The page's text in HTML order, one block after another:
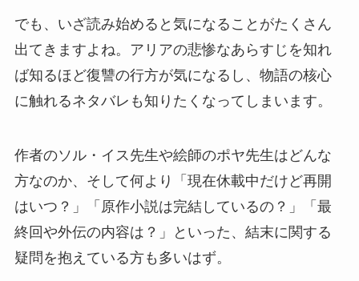
でも、いざ読み始めると気になることがたくさん
出てきますよね。アリアの悲惨なあらすじを知れ
ば知るほど復讐の行方が気になるし、物語の核心
に触れるネタバレも知りたくなってしまいます。
作者のソル・イス先生や絵師のポヤ先生はどんな
方なのか、そして何より「現在休載中だけど再開
はいつ？」「原作小説は完結しているの？」「最
終回や外伝の内容は？」といった、結末に関する
疑問を抱えている方も多いはず。